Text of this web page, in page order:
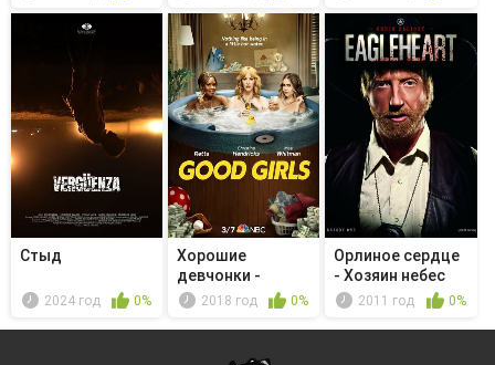
Стыд
2024 год 0%
Хорошие
девчонки -
Special Sauce
2018 год 0%
Орлиное сердце
- Хозяин небес
2011 год 0%